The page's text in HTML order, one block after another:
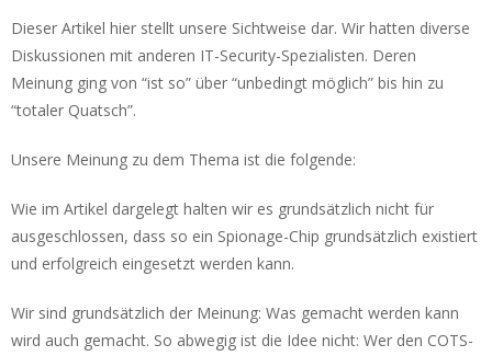
Dieser Artikel hier stellt unsere Sichtweise dar. Wir hatten diverse
Diskussionen mit anderen IT-Security-Spezialisten. Deren
Meinung ging von “ist so” über “unbedingt möglich” bis hin zu
“totaler Quatsch”.
Unsere Meinung zu dem Thema ist die folgende:
Wie im Artikel dargelegt halten wir es grundsätzlich nicht für
ausgeschlossen, dass so ein Spionage-Chip grundsätzlich existiert
und erfolgreich eingesetzt werden kann.
Wir sind grundsätzlich der Meinung: Was gemacht werden kann
wird auch gemacht. So abwegig ist die Idee nicht: Wer den COTS-